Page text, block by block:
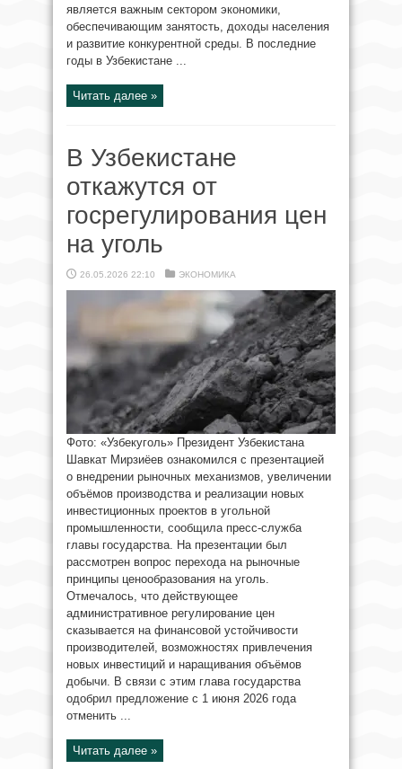
является важным сектором экономики,
обеспечивающим занятость, доходы населения
и развитие конкурентной среды. В последние
годы в Узбекистане ...
Читать далее »
В Узбекистане
откажутся от
госрегулирования цен
на уголь
26.05.2026 22:10 ЭКОНОМИКА
Фото: «Узбекуголь» Президент Узбекистана
Шавкат Мирзиёев ознакомился с презентацией
о внедрении рыночных механизмов, увеличении
объёмов производства и реализации новых
инвестиционных проектов в угольной
промышленности, сообщила пресс-служба
главы государства. На презентации был
рассмотрен вопрос перехода на рыночные
принципы ценообразования на уголь.
Отмечалось, что действующее
административное регулирование цен
сказывается на финансовой устойчивости
производителей, возможностях привлечения
новых инвестиций и наращивания объёмов
добычи. В связи с этим глава государства
одобрил предложение с 1 июня 2026 года
отменить ...
Читать далее »